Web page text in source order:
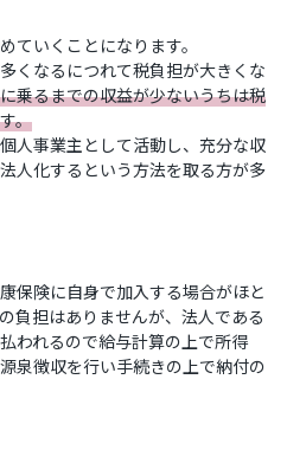
ていくことになります。
くなるにつれて税負担が大きくな
乗るまでの収益が少ないうちは税
。
人事業主として活動し、充分な収
人化するという方法を取る方が多
保険に自身で加入する場合がほと
負担はありませんが、法人である
われるので給与計算の上で所得
泉徴収を行い手続きの上で納付の